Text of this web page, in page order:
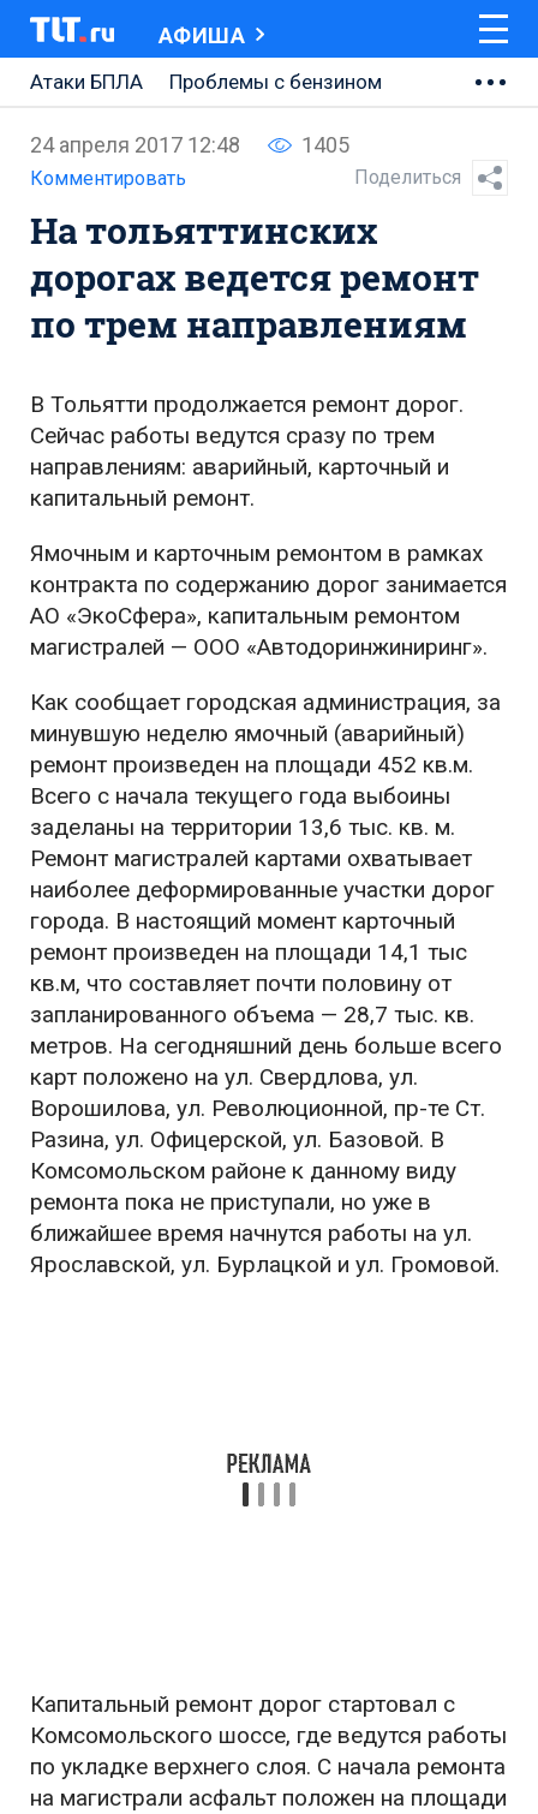
АФИША
Атаки БПЛА
Проблемы с бензином
Ремонт Центральной площади
Ремонт Обводного шоссе
Набережная Тольятти
Неделя Тольятти
24 апреля 2017 12:48 1405
Комментировать Поделиться
На тольяттинских
дорогах ведется ремонт
по трем направлениям
В Тольятти продолжается ремонт дорог.
Сейчас работы ведутся сразу по трем
направлениям: аварийный, карточный и
капитальный ремонт.
Ямочным и карточным ремонтом в рамках
контракта по содержанию дорог занимается
АО «ЭкоСфера», капитальным ремонтом
магистралей — ООО «Автодоринжиниринг».
Как сообщает городская администрация, за
минувшую неделю ямочный (аварийный)
ремонт произведен на площади 452 кв.м.
Всего с начала текущего года выбоины
заделаны на территории 13,6 тыс. кв. м.
Ремонт магистралей картами охватывает
наиболее деформированные участки дорог
города. В настоящий момент карточный
ремонт произведен на площади 14,1 тыс
кв.м, что составляет почти половину от
запланированного объема — 28,7 тыс. кв.
метров. На сегодняшний день больше всего
карт положено на ул. Свердлова, ул.
Ворошилова, ул. Революционной, пр-те Ст.
Разина, ул. Офицерской, ул. Базовой. В
Комсомольском районе к данному виду
ремонта пока не приступали, но уже в
ближайшее время начнутся работы на ул.
Ярославской, ул. Бурлацкой и ул. Громовой.
Капитальный ремонт дорог стартовал с
Комсомольского шоссе, где ведутся работы
по укладке верхнего слоя. С начала ремонта
на магистрали асфальт положен на площади